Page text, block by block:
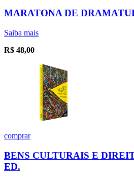
MARATONA DE
Saiba mais
R$ 48,00
comprar
BENS CULTURAIS E
ED.